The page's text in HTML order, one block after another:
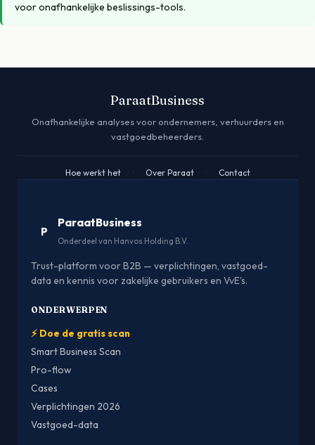
voor onafhankelijke beslissings-tools.
ParaatBusiness
Onafhankelijke analyses voor ondernemers, verhuurders en
vastgoedbeheerders.
Hoe werkt het · Over Paraat · Contact
P
ParaatBusiness
Onderdeel van Hanvos Holding B.V.
Trust-platform voor B2B — verplichtingen, vastgoed-
data en kennis voor zakelijke gebruikers en VvE's.
ONDERWERPEN
⚡ Doe de gratis scan
Smart Business Scan
Pro-flow
Cases
Verplichtingen 2026
Vastgoed-data